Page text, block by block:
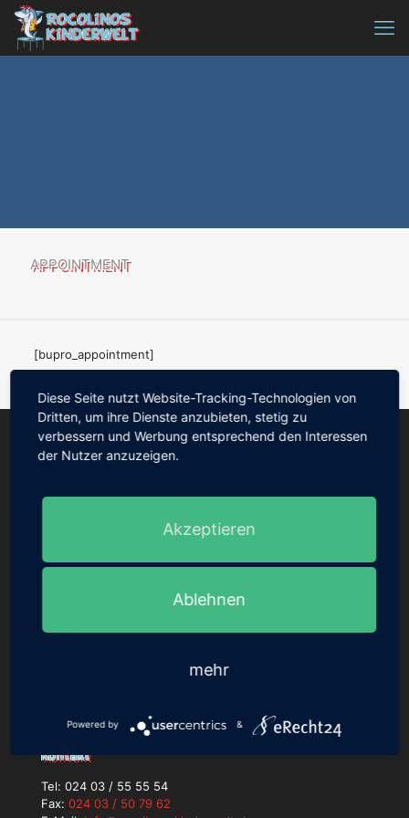
APPOINTMENT
[bupro_appointment]
Kontakt
Tel: 024 03 / 55 55 54
Fax: 024 03 / 50 79 62
Diese Seite nutzt Website-Tracking-Technologien von
Dritten, um ihre Dienste anzubieten, stetig zu
verbessern und Werbung entsprechend den Interessen
der Nutzer anzuzeigen.
Akzeptieren
Ablehnen
mehr
Powered by &